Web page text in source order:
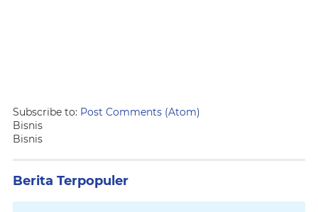
Subscribe to: Post Comments (Atom)
Bisnis
Bisnis
Berita Terpopuler